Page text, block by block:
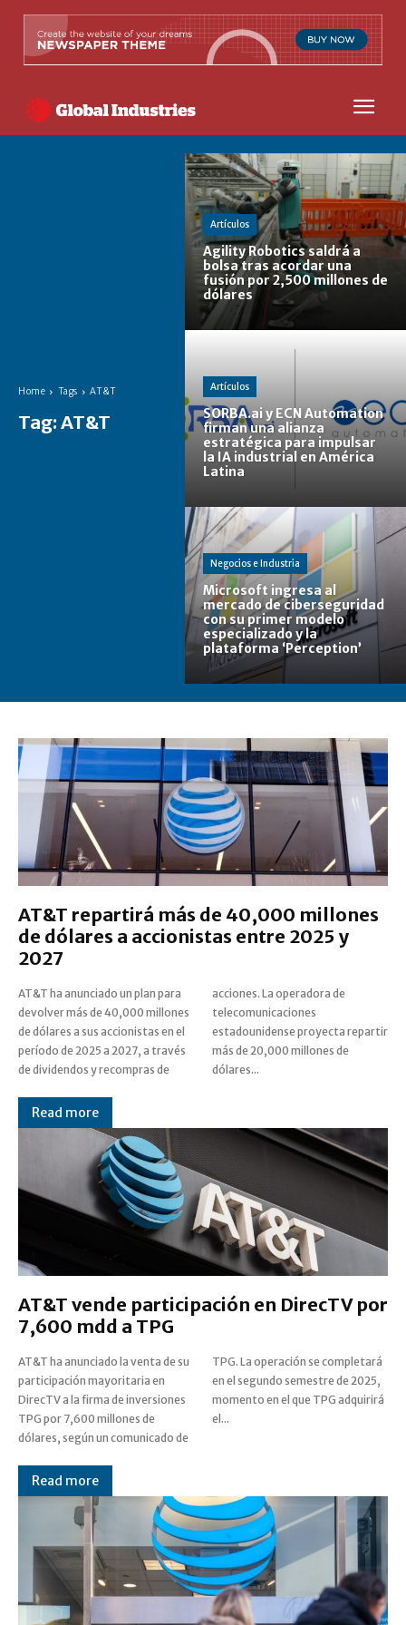
Home Tags AT&T
Tag: AT&T
Artículos
Agility Robotics saldrá a
bolsa tras acordar una
fusión por 2,500 millones de
dólares
Artículos
SORBA.ai y ECN Automation
firman una alianza
estratégica para impulsar
la IA industrial en América
Latina
Negocios e Industria
Microsoft ingresa al
mercado de ciberseguridad
con su primer modelo
especializado y la
plataforma ‘Perception’
AT&T repartirá más de 40,000 millones
de dólares a accionistas entre 2025 y
2027
AT&T ha anunciado un plan para
devolver más de 40,000 millones
de dólares a sus accionistas en el
período de 2025 a 2027, a través
de dividendos y recompras de
acciones. La operadora de
telecomunicaciones
estadounidense proyecta repartir
más de 20,000 millones de
dólares...
Read more
AT&T vende participación en DirecTV por
7,600 mdd a TPG
AT&T ha anunciado la venta de su
participación mayoritaria en
DirecTV a la firma de inversiones
TPG por 7,600 millones de
dólares, según un comunicado de
TPG. La operación se completará
en el segundo semestre de 2025,
momento en el que TPG adquirirá
el...
Read more